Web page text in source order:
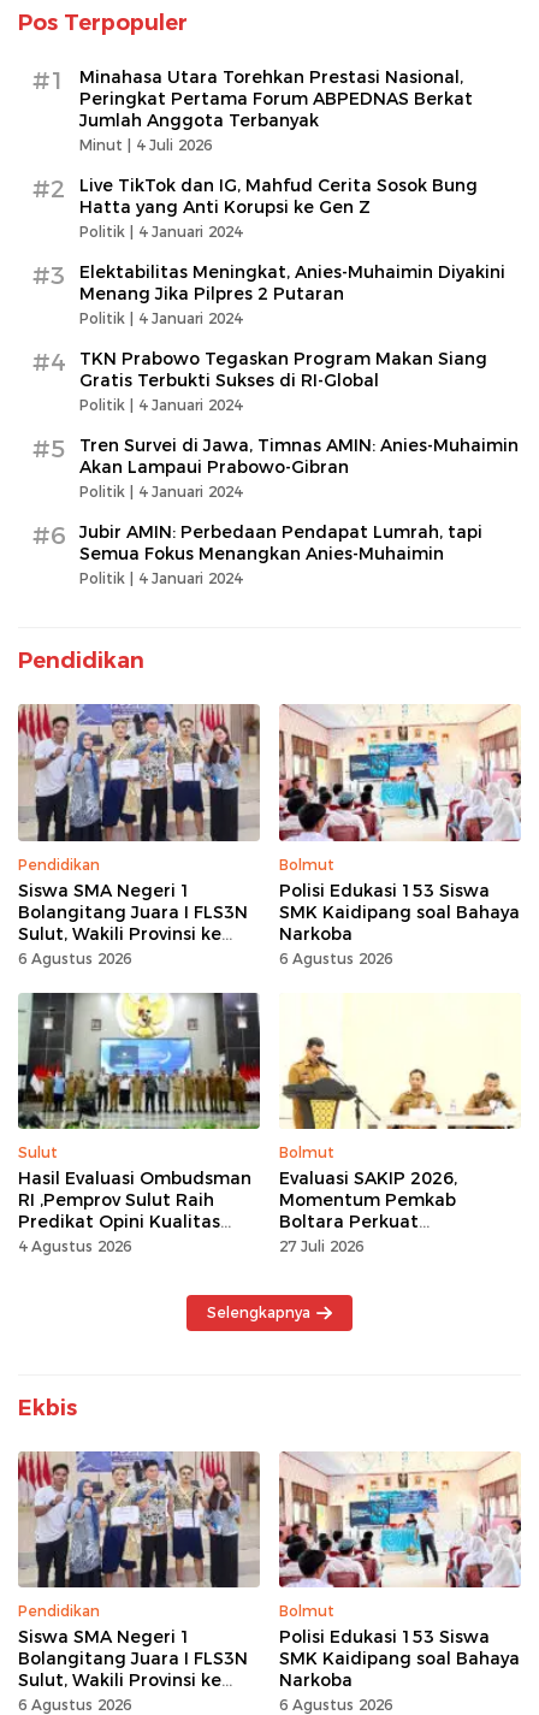
Pos Terpopuler
#1
Minahasa Utara Torehkan Prestasi Nasional,
Peringkat Pertama Forum ABPEDNAS Berkat
Jumlah Anggota Terbanyak
Minut | 4 Juli 2026
#2
Live TikTok dan IG, Mahfud Cerita Sosok Bung
Hatta yang Anti Korupsi ke Gen Z
Politik | 4 Januari 2024
#3
Elektabilitas Meningkat, Anies-Muhaimin Diyakini
Menang Jika Pilpres 2 Putaran
Politik | 4 Januari 2024
#4
TKN Prabowo Tegaskan Program Makan Siang
Gratis Terbukti Sukses di RI-Global
Politik | 4 Januari 2024
#5
Tren Survei di Jawa, Timnas AMIN: Anies-Muhaimin
Akan Lampaui Prabowo-Gibran
Politik | 4 Januari 2024
#6
Jubir AMIN: Perbedaan Pendapat Lumrah, tapi
Semua Fokus Menangkan Anies-Muhaimin
Politik | 4 Januari 2024
Pendidikan
Pendidikan
Siswa SMA Negeri 1
Bolangitang Juara I FLS3N
Sulut, Wakili Provinsi ke
Tingkat Nasional
6 Agustus 2026
Bolmut
Polisi Edukasi 153 Siswa
SMK Kaidipang soal Bahaya
Narkoba
6 Agustus 2026
Sulut
Hasil Evaluasi Ombudsman
RI ,Pemprov Sulut Raih
Predikat Opini Kualitas
Tinggi Tanpa
4 Agustus 2026
Bolmut
Evaluasi SAKIP 2026,
Momentum Pemkab
Boltara Perkuat
Akuntabilitas dan Kinerja
27 Juli 2026
Selengkapnya
Ekbis
Pendidikan
Siswa SMA Negeri 1
Bolangitang Juara I FLS3N
Sulut, Wakili Provinsi ke
Tingkat Nasional
6 Agustus 2026
Bolmut
Polisi Edukasi 153 Siswa
SMK Kaidipang soal Bahaya
Narkoba
6 Agustus 2026